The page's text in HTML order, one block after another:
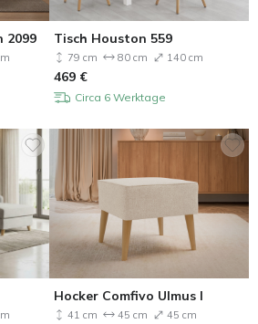
2099 Tisch Houston 559
79 cm 80 cm 140 cm
469 €
Circa 6 Werktage
Hocker Comfivo Ulmus I
41 cm 45 cm 45 cm